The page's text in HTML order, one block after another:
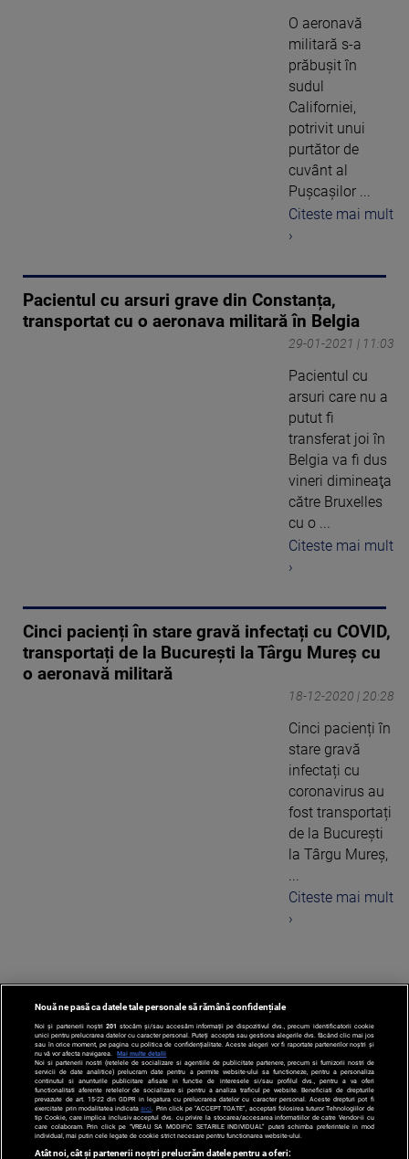
O aeronavă
militară s-a
prăbuşit în
sudul
Californiei,
potrivit unui
purtător de
cuvânt al
Puşcașilor ...
Citeste mai mult
›
Pacientul cu arsuri grave din Constanța,
transportat cu o aeronava militară în Belgia
29-01-2021 | 11:03
Pacientul cu
arsuri care nu a
putut fi
transferat joi în
Belgia va fi dus
vineri dimineaţa
către Bruxelles
cu o ...
Citeste mai mult
›
Cinci pacienți în stare gravă infectați cu COVID,
transportați de la București la Târgu Mureș cu
o aeronavă militară
18-12-2020 | 20:28
Cinci pacienți în
stare gravă
infectați cu
coronavirus au
fost transportați
de la București
la Târgu Mureș,
Citeste mai mult
›
1
Nouă ne pasă ca datele tale personale să rămână confidențiale
Noi și partenerii noștri 201 stocăm și/sau accesăm informații pe dispozitivul dvs., precum identificatorii cookie
unici pentru prelucrarea datelor cu caracter personal. Puteți accepta sau gestiona alegerile dvs. făcând clic mai jos
sau în orice moment, pe pagina cu politica de confidențialitate. Aceste alegeri vor fi raportate partenerilor noștri și
nu vă vor afecta navigarea.
Mai multe detalii
Noi si partenerii nostri (retelele de socializare si agentiile de publicitate partenere, precum si furnizorii nostri de
servicii de date analitice) prelucram date pentru a permite website-ului sa functioneze, pentru a personaliza
continutul si anunturile publicitare afisate in functie de interesele si/sau profilul dvs., pentru a va oferi
functionalitati aferente retelelor de socializare si pentru a analiza traficul pe website. Beneficiati de drepturile
prevazute de art. 15-22 din GDPR in legatura cu prelucrarea datelor cu caracter personal. Aceste drepturi pot fi
exercitate prin modalitatea indicataaici . Prin click pe “ACCEPT TOATE”, acceptati folosirea tuturor Tehnologiilor de
tip Cookie, care implica inclusiv acceptul dvs. cu privire la stocarea/accesarea informatiilor de catre Vendor-ii cu
care colaboram. Prin click pe “VREAU SA MODIFIC SETARILE INDIVIDUAL” puteti schimba preferintele in mod
individual, mai putin cele legate de cookie strict necesare pentru functionarea website-ului.
Atât noi, cât și partenerii noștri prelucrăm datele pentru a oferi: